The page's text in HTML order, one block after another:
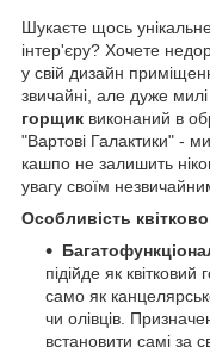
Шукаєте щось
інтер'єру? Хочете
у свій дизайн
звичайні, але дуже милі
горщик виконаний в
"Вартові Галактики" -
кашпо не залишить
увагу своїм
Особливість
підійде як
само як
чи олівців.
встановити самі за